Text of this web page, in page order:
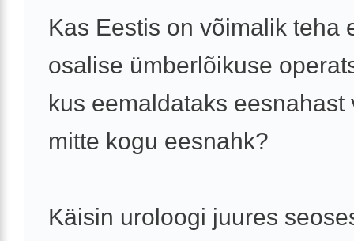
Kas Eestis on võimalik teha
osalise ümberlõikuse
kus eemaldataks eesnahast
mitte kogu eesnahk?
Käisin uroloogi juures